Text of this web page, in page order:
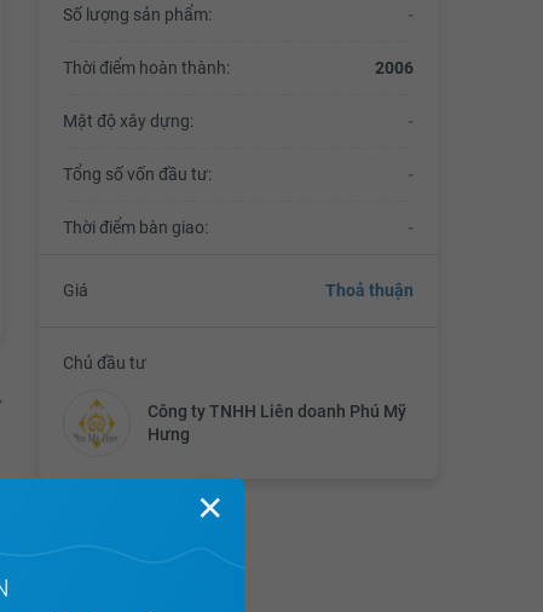
Số lượng sản phẩm: -
Thời điểm hoàn thành: 2006
Mật độ xây dựng: -
Tổng số vốn đầu tư: -
Thời điểm bàn giao: -
Giá Thoả thuận
Chủ đầu tư
Công ty TNHH Liên doanh Phú Mỹ
Hưng
✕